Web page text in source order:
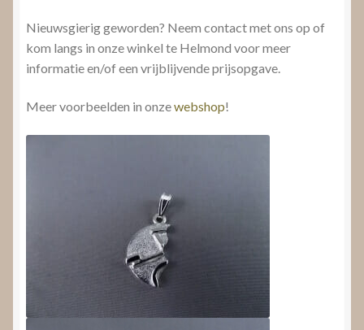
Nieuwsgierig geworden? Neem contact met ons op of
kom langs in onze winkel te Helmond voor meer
informatie en/of een vrijblijvende prijsopgave.
Meer voorbeelden in onzewebshop!